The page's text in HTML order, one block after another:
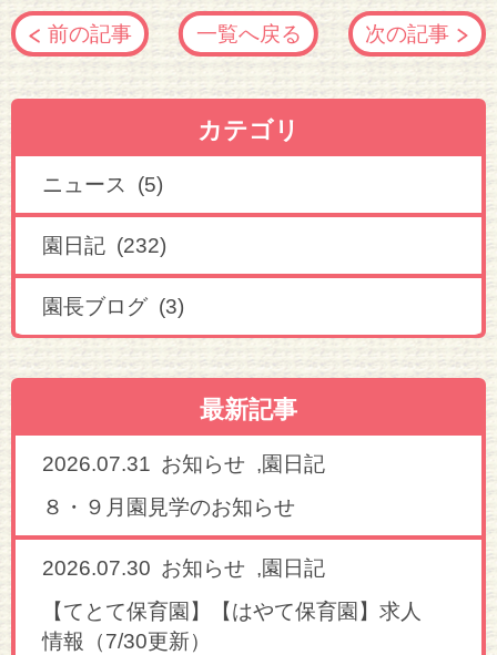
前の記事 一覧へ戻る 次の記事
カテゴリ
ニュース (5)
園日記 (232)
園長ブログ (3)
最新記事
2026.07.31 お知らせ ,園日記
８・９月園見学のお知らせ
2026.07.30 お知らせ ,園日記
【てとて保育園】【はやて保育園】求人
情報（7/30更新）